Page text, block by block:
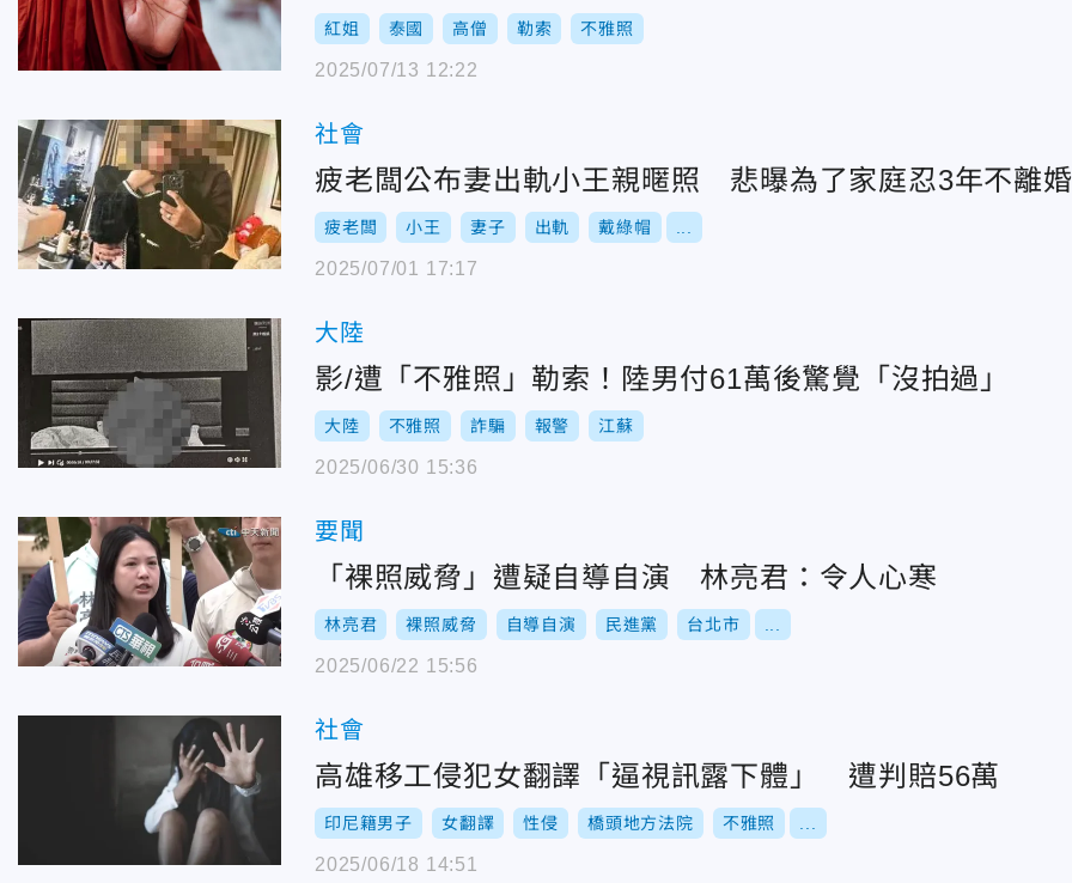
紅姐 泰國 高僧 勒索 不雅照
2025/07/13 12:22
社會
疲老闆公布妻出軌小王親暱照 悲曝為了家庭忍3年不離婚
疲老闆 小王 妻子 出軌 戴綠帽
2025/07/01 17:17
大陸
影/遭「不雅照」勒索！陸男付61萬後驚覺「沒拍過」
大陸 不雅照 詐騙 報警 江蘇
2025/06/30 15:36
要聞
「裸照威脅」遭疑自導自演 林亮君：令人心寒
林亮君 裸照威脅 自導自演 民進黨 台北市
2025/06/22 15:56
社會
高雄移工侵犯女翻譯「逼視訊露下體」 遭判賠56萬
印尼籍男子 女翻譯 性侵 橋頭地方法院 不雅照
2025/06/18 14:51